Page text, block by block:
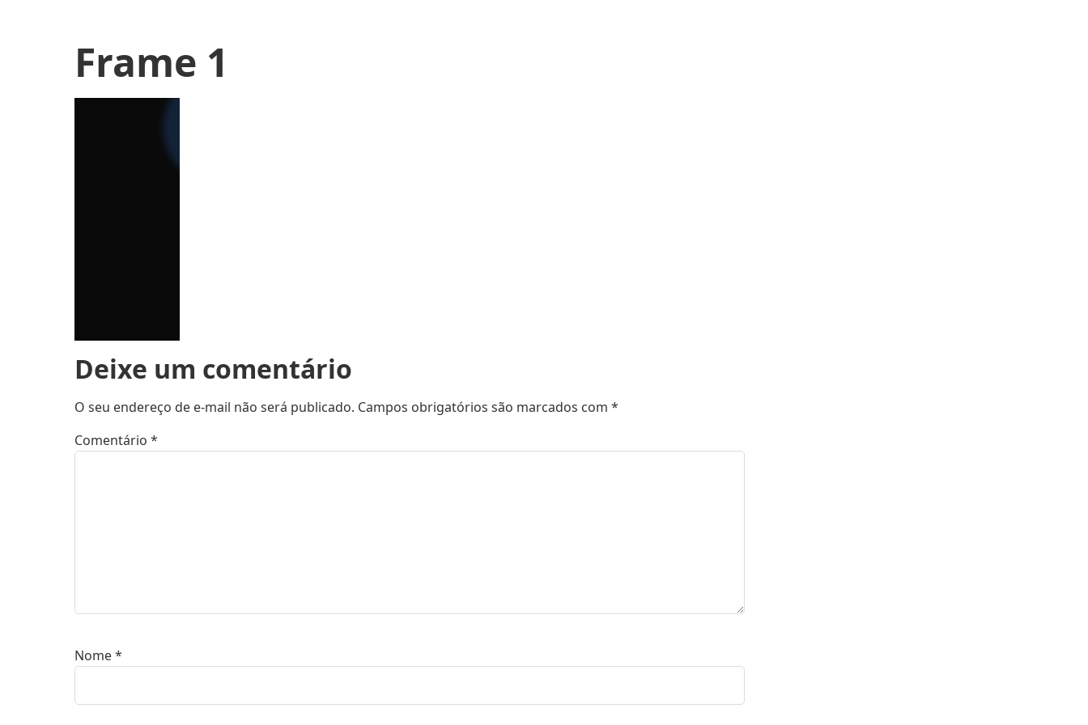
Frame 1
Deixe um comentário
O seu endereço de e-mail não será publicado. Campos obrigatórios são marcados com *
Comentário *
Nome*